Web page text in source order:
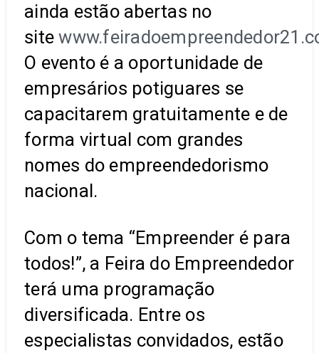
ainda estão abertas no
site
O evento é a oportunidade de
empresários potiguares se
capacitarem gratuitamente e de
forma virtual com grandes
nomes do empreendedorismo
nacional.
Com o tema “Empreender é para
todos!”, a Feira do Empreendedor
terá uma programação
diversificada. Entre os
especialistas convidados, estão